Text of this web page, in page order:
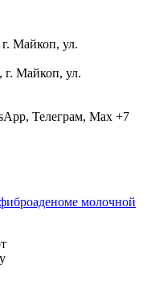
Майкоп, ул.
г. Майкоп, ул.
Телеграм, Мах +7
молочной